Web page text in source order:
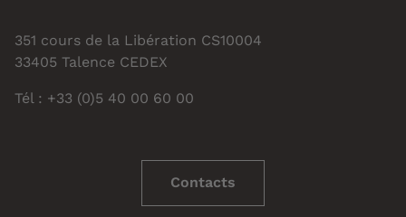
351 cours de la Libération CS10004
33405 Talence CEDEX
Tél : +33 (0)5 40 00 60 00
Contacts